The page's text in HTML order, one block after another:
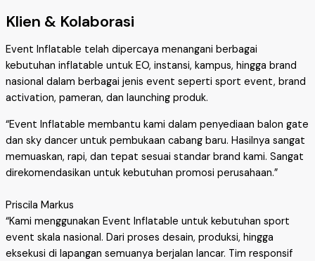
Klien & Kolaborasi
Event Inflatable telah dipercaya menangani berbagai
kebutuhan inflatable untuk EO, instansi, kampus, hingga brand
nasional dalam berbagai jenis event seperti sport event, brand
activation, pameran, dan launching produk.
“Event Inflatable membantu kami dalam penyediaan balon gate
dan sky dancer untuk pembukaan cabang baru. Hasilnya sangat
memuaskan, rapi, dan tepat sesuai standar brand kami. Sangat
direkomendasikan untuk kebutuhan promosi perusahaan.”
Priscila Markus
“Kami menggunakan Event Inflatable untuk kebutuhan sport
event skala nasional. Dari proses desain, produksi, hingga
eksekusi di lapangan semuanya berjalan lancar. Tim responsif